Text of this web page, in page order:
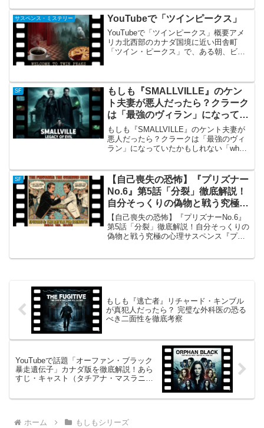
イラー、脚本はシャヒン・チャンドラソ
ーマが手掛け...
サスペンス・ミステリー YouTubeで「ツインピークス」
YouTubeで「ツインピークス」概要アメ
リカ北西部のカナダ国境に近い田舎町
「ツイン・ピークス」で、ある朝、ビニ
た高校のプロム・クイーン、ローラ・パ
ーマーでした。この事...
SF
もしも『SMALLVILLE』のケン
ト夫妻が悪人だったら？クラーク
は「最強のヴィラン」になってい
たかもしれない「what if」考察
もしも『SMALLVILLE』のケント夫妻が
悪人だったら？クラークは「最強のヴィ
ラン」になっていたかもしれない「what
ングスーパーマン）』は、ク...
SF
【自己喪失の恐怖】『プリズナー
No.6』第5話「分裂」徹底解説！
自分そっくりの偽物と戦う究極の
心理サスペンス
【自己喪失の恐怖】『プリズナーNo.6』
第5話「分裂」徹底解説！自分そっくりの
偽物と戦う究極の心理サスペンス『プリ
もしも『逃亡者』リチャード・キンブル
が真犯人だったら？ 完璧な外科医の恐る
べき二面性を徹底考察
YouTubeで話題「オーファン・ブラック
暴走遺伝子」カナダ版を徹底解説！あら
すじ・キャスト（タチアナ・マスラニ
ホーム もしもシリーズ